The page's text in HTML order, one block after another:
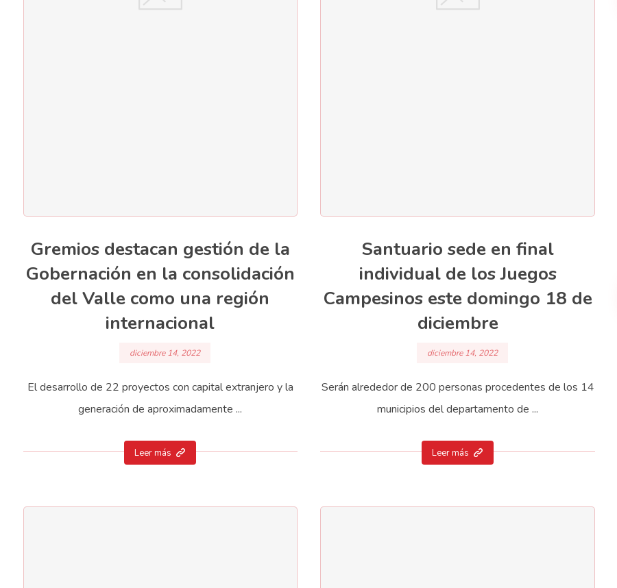
Gremios destacan gestión de la
Gobernación en la consolidación
del Valle como una región
internacional
diciembre 14, 2022
El desarrollo de 22 proyectos con capital extranjero y la
generación de aproximadamente ...
Leer más
Santuario sede en final
individual de los Juegos
Campesinos este domingo 18 de
diciembre
diciembre 14, 2022
Serán alrededor de 200 personas procedentes de los 14
municipios del departamento de ...
Leer más